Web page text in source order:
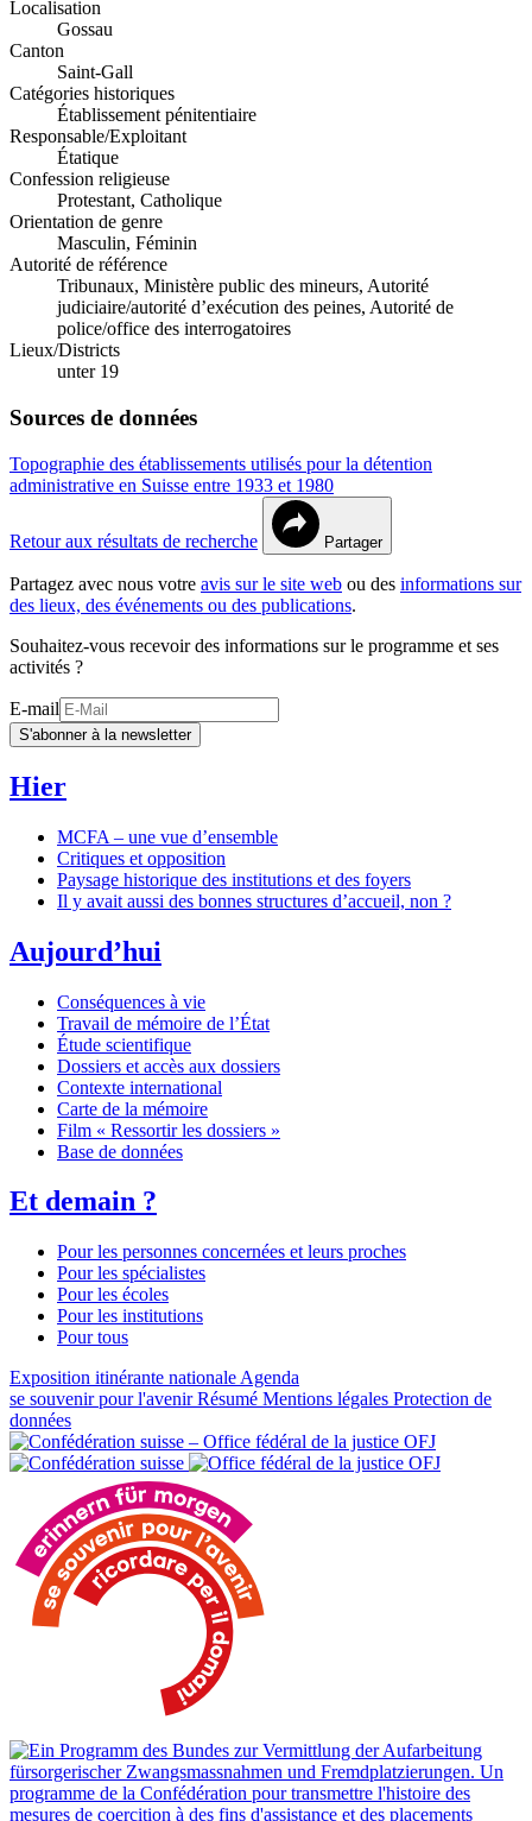
Localisation
Gossau
Canton
Saint-Gall
Catégories historiques
Établissement pénitentiaire
Responsable/Exploitant
Étatique
Confession religieuse
Protestant, Catholique
Orientation de genre
Masculin, Féminin
Autorité de référence
Tribunaux, Ministère public des mineurs, Autorité
judiciaire/autorité d’exécution des peines, Autorité de
police/office des interrogatoires
Lieux/Districts
unter 19
Sources de données
Topographie des établissements utilisés pour la détention
administrative en Suisse entre 1933 et 1980
Retour aux résultats de recherche Partager
Partagez avec nous votre avis sur le site web ou des informations sur
des lieux, des événements ou des publications.
Souhaitez-vous recevoir des informations sur le programme et ses
activités ?
E-mail
S'abonner à la newsletter
Hier
MCFA – une vue d’ensemble
Critiques et opposition
Paysage historique des institutions et des foyers
Il y avait aussi des bonnes structures d’accueil, non ?
Aujourd’hui
Conséquences à vie
Travail de mémoire de l’État
Étude scientifique
Dossiers et accès aux dossiers
Contexte international
Carte de la mémoire
Film « Ressortir les dossiers »
Base de données
Et demain ?
Pour les personnes concernées et leurs proches
Pour les spécialistes
Pour les écoles
Pour les institutions
Pour tous
Exposition itinérante nationale Agenda
se souvenir pour l'avenirRésumé Mentions légales Protection de
données